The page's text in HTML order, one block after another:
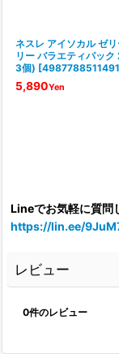
ネスレ アイソカル ゼ
リー バラエティパッ
3個) [4987788511491
5,890Yen
Lineでお気軽に質問
https://lin.ee/
レビュー
0件のレビュー